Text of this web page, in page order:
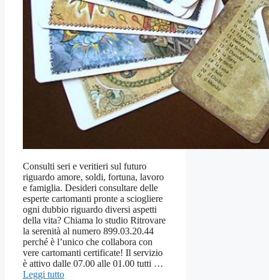
Consulti seri e veritieri sul futuro
riguardo amore, soldi, fortuna, lavoro
e famiglia. Desideri consultare delle
esperte cartomanti pronte a sciogliere
ogni dubbio riguardo diversi aspetti
della vita? Chiama lo studio Ritrovare
la serenità al numero 899.03.20.44
perché è l’unico che collabora con
vere cartomanti certificate! Il servizio
è attivo dalle 07.00 alle 01.00 tutti …
Leggi tutto